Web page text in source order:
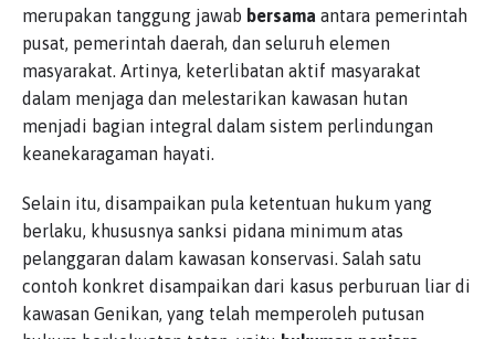
merupakan tanggung jawab bersama antara pemerintah
pusat, pemerintah daerah, dan seluruh elemen
masyarakat. Artinya, keterlibatan aktif masyarakat
dalam menjaga dan melestarikan kawasan hutan
menjadi bagian integral dalam sistem perlindungan
keanekaragaman hayati.
Selain itu, disampaikan pula ketentuan hukum yang
berlaku, khususnya sanksi pidana minimum atas
pelanggaran dalam kawasan konservasi. Salah satu
contoh konkret disampaikan dari kasus perburuan liar di
kawasan Genikan, yang telah memperoleh putusan